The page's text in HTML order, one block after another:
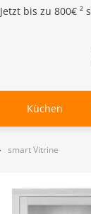
Jetzt bis zu 800€ ²
Küchen
smart Vitrine